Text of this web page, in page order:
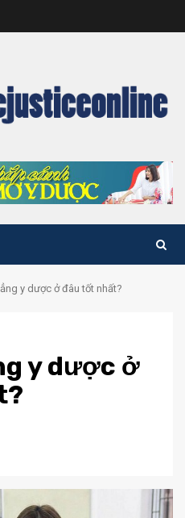
y dược ở đâu tốt nhất?
y dược ở